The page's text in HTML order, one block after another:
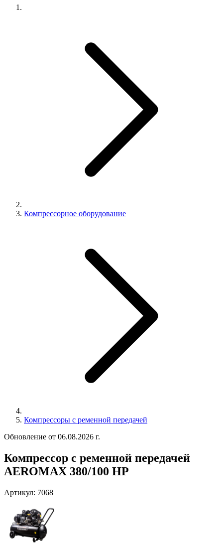
Компрессорное оборудование
Компрессоры с ременной передачей
Обновление от 06.08.2026 г.
Компрессор с ременной передачей
AEROMAX 380/100 HP
Артикул: 7068